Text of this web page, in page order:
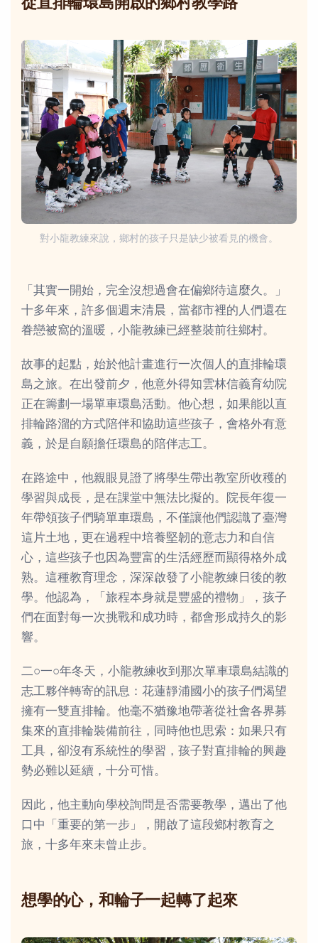
從直排輪環島開啟的鄉村教學路
對小龍教練來說，鄉村的孩子只是缺少被看見的機會。
「其實一開始，完全沒想過會在偏鄉待這麼久。」
十多年來，許多個週末清晨，當都市裡的人們還在
眷戀被窩的溫暖，小龍教練已經整裝前往鄉村。
故事的起點，始於他計畫進行一次個人的直排輪環
島之旅。在出發前夕，他意外得知雲林信義育幼院
正在籌劃一場單車環島活動。他心想，如果能以直
排輪路溜的方式陪伴和協助這些孩子，會格外有意
義，於是自願擔任環島的陪伴志工。
在路途中，他親眼見證了將學生帶出教室所收穫的
學習與成長，是在課堂中無法比擬的。院長年復一
年帶領孩子們騎單車環島，不僅讓他們認識了臺灣
這片土地，更在過程中培養堅韌的意志力和自信
心，這些孩子也因為豐富的生活經歷而顯得格外成
熟。這種教育理念，深深啟發了小龍教練日後的教
學。他認為，「旅程本身就是豐盛的禮物」，孩子
們在面對每一次挑戰和成功時，都會形成持久的影
響。
二○一○年冬天，小龍教練收到那次單車環島結識的
志工夥伴轉寄的訊息：花蓮靜浦國小的孩子們渴望
擁有一雙直排輪。他毫不猶豫地帶著從社會各界募
集來的直排輪裝備前往，同時他也思索：如果只有
工具，卻沒有系統性的學習，孩子對直排輪的興趣
勢必難以延續，十分可惜。
因此，他主動向學校詢問是否需要教學，邁出了他
口中「重要的第一步」，開啟了這段鄉村教育之
旅，十多年來未曾止步。
想學的心，和輪子一起轉了起來